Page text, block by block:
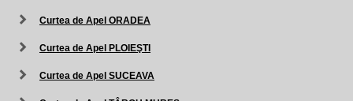
Curtea de Apel ORADEA
Curtea de Apel PLOIEŞTI
Curtea de Apel SUCEAVA